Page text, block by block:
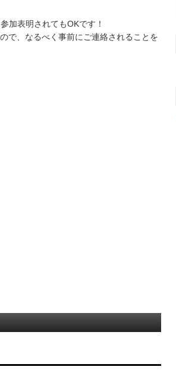
加表明されてもOKです！
で、なるべく事前にご連絡されることを